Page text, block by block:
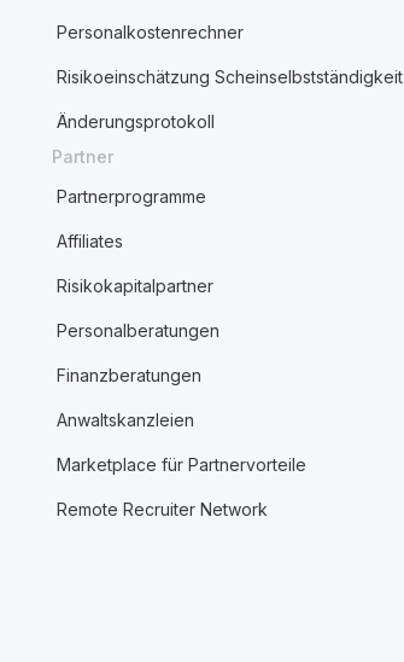
Personalkostenrechner
Risikoeinschätzung Scheinselbstständigkeit
Änderungsprotokoll
Partner
Partnerprogramme
Affiliates
Risikokapitalpartner
Personalberatungen
Finanzberatungen
Anwaltskanzleien
Marketplace für Partnervorteile
Remote Recruiter Network